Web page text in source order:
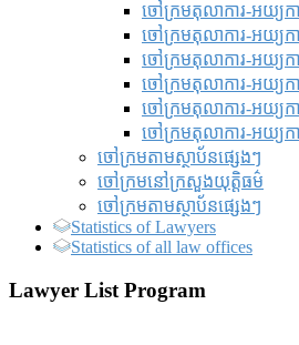
ចៅក្រមតុលាការ-អយ្យកា
ចៅក្រមតុលាការ-អយ្យកា
ចៅក្រមតុលាការ-អយ្យកា
ចៅក្រមតុលាការ-អយ្យកា
ចៅក្រមតុលាការ-អយ្យក
ចៅក្រមតុលាការ-អយ្យកា
ចៅក្រមតាមស្ថាប័នផ្សេងៗ
ចៅក្រមនៅក្រសួងយុត្តិធម៌
ចៅក្រមតាមស្ថាប័នផ្សេងៗ
Statistics of Lawyers
Statistics of all law offices
Lawyer List Program